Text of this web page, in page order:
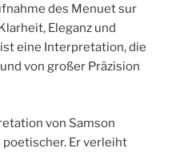
des Menuet sur
Eleganz und
eine Interpretation, die
von großer Präzision
von Samson
Er verleiht